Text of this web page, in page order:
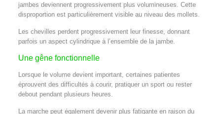
jambes deviennent progressivement plus volumineuses. Cette
disproportion est particulièrement visible au niveau des mollets.
Les chevilles perdent progressivement leur finesse, donnant
parfois un aspect cylindrique à l’ensemble de la jambe.
Une gêne fonctionnelle
Lorsque le volume devient important, certaines patientes
éprouvent des difficultés à courir, pratiquer un sport ou rester
debout pendant plusieurs heures.
La marche peut également devenir plus fatigante en raison du